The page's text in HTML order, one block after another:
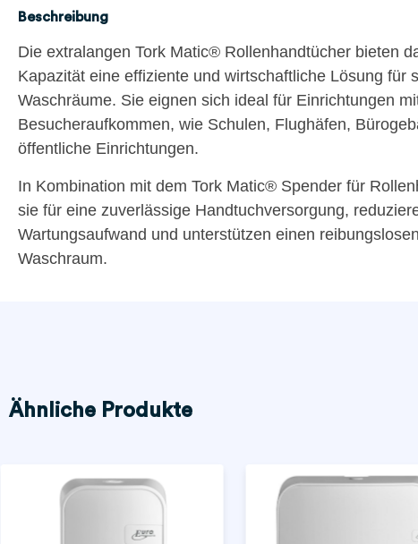
Beschreibung
Die extralangen Tork Matic® Rollenhandtücher bieten
Kapazität eine effiziente und wirtschaftliche Lösung für
Waschräume. Sie eignen sich ideal für Einrichtungen
Besucheraufkommen, wie Schulen, Flughäfen,
öffentliche Einrichtungen.
In Kombination mit dem Tork Matic® Spender für
sie für eine zuverlässige Handtuchversorgung,
Wartungsaufwand und unterstützen einen
Waschraum.
Ähnliche Produkte